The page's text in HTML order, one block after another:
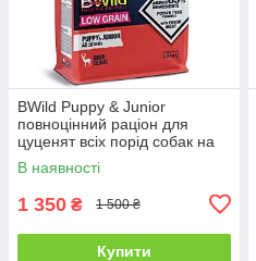
BWild Puppy & Junior
повноцінний раціон для
цуценят всіх порід собак на
основі оленини -2,5кг
В наявності
1 350 ₴ 1 500 ₴
Купити